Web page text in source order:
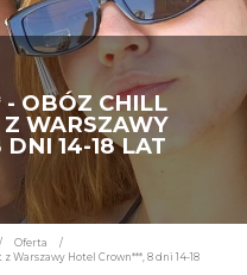
- OBÓZ CHILL
WARSZAWY
14-18 LAT
/ Oferta
/
Warszawy Hotel Crown***, 8 dni 14-18